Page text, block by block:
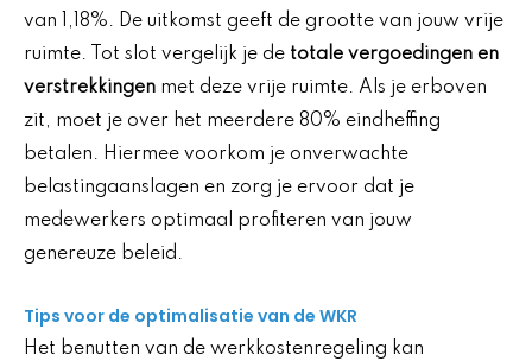
van 1,18%. De uitkomst geeft de grootte van jouw vrije
ruimte. Tot slot vergelijk je de totale vergoedingen en
verstrekkingen met deze vrije ruimte. Als je erboven
zit, moet je over het meerdere 80% eindheffing
betalen. Hiermee voorkom je onverwachte
belastingaanslagen en zorg je ervoor dat je
medewerkers optimaal profiteren van jouw
genereuze beleid.
Tips voor de optimalisatie van de WKR
Het benutten van de werkkostenregeling kan